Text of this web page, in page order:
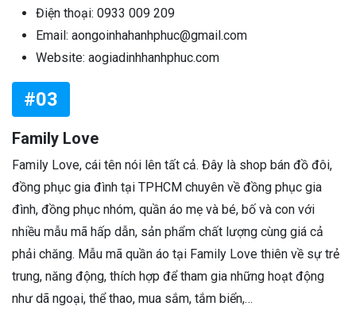
Điện thoại: 0933 009 209
Email: aongoinhahanhphuc@gmail.com
Website: aogiadinhhanhphuc.com
#03
Family Love
Family Love, cái tên nói lên tất cả. Đây là shop bán đồ đôi,
đồng phục gia đình tại TPHCM chuyên về đồng phục gia
đình, đồng phục nhóm, quần áo mẹ và bé, bố và con với
nhiều mẫu mã hấp dẫn, sản phẩm chất lượng cùng giá cả
phải chăng. Mẫu mã quần áo tại Family Love thiên về sự trẻ
trung, năng động, thích hợp để tham gia những hoạt động
như dã ngoại, thể thao, mua sắm, tắm biển,…